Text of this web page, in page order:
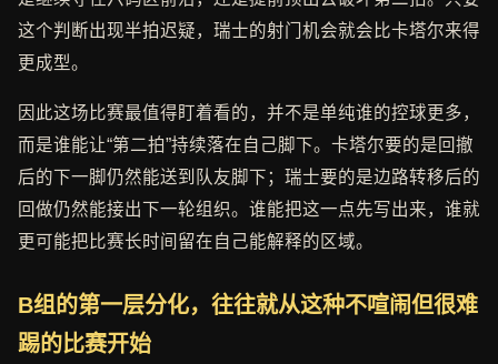
这个判断出现半拍迟疑，瑞士的射门机会就会比卡塔尔来得
更成型。
因此这场比赛最值得盯着看的，并不是单纯谁的控球更多，
而是谁能让“第二拍”持续落在自己脚下。卡塔尔要的是回撤
后的下一脚仍然能送到队友脚下；瑞士要的是边路转移后的
回做仍然能接出下一轮组织。谁能把这一点先写出来，谁就
更可能把比赛长时间留在自己能解释的区域。
B组的第一层分化，往往就从这种不喧闹但很难
踢的比赛开始